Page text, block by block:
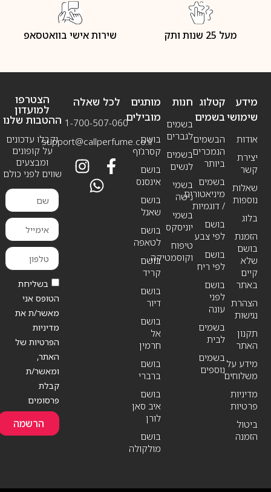
מעל 25 שנות ותק שירות אישי בוואטסאפ
מידע
שימושי
אודות
יצירת
קשר
שאלות
נוספות
בלוג
הזמנת
בושם
שלא
קיים
באתר
הצהרת
נגישות
תקנון
האתר
מידע על
משלוחים
מדיניות
פרטיות
ביטול
הזמנה
חנות
בשמים
לגברים
בשמים
לנשים
בשמי
נישה
בשמי
יוניסקס
טיפוח
וקוסמטיקה
קטלוג
בשמים
הבשמים
הנמכרים
ביותר
בשמים
מיניאטורים
/ דוגמיות
בושם
לפי צבע
בושם
לפי ריח
בושם
לפני
עונה
בשמים
לבית
בשמים
נוספים
מותגים
מובילים
בושם
קסרג’וף
בושם
אינסנס
בושם
שאנל
בושם
לטאפה
בושם
קריד
בושם
דיור
בושם
אל
חרמין
בושם
ברברי
בושם
איב סאן
לורן
בושם
מולקולה
לכל שאלה
1-700-507-060
support@callperfume.co.il
הצטרפו
למועדון
ההטבות שלנו
וקבלו עדכונים
על קופונים
ומבצעים
שווים לפני כולם
בשליחת
הטופס אני
מאשר/ת את
מדיניות
הפרטיות של
האתר,
ומאשר/ת
קבלת
פרסומים
הרשמה